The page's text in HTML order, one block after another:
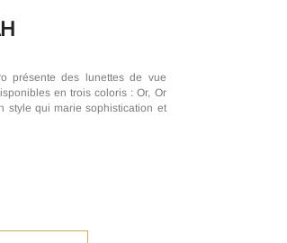
présente des lunettes de vue
en trois coloris : Or, Or
style qui marie sophistication et